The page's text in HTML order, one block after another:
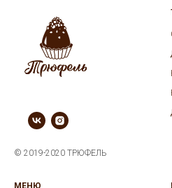
© 2019-2020 ТРЮФЕЛЬ